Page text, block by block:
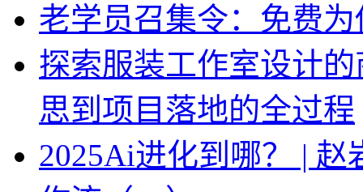
老学员召集令：免费
探索服装工作室设计
思到项目落地的全过程
2025Ai进化到哪？ |